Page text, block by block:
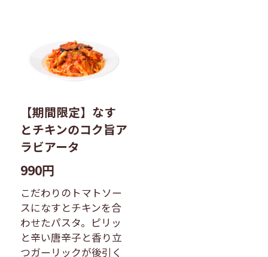
【期間限定】なす
とチキンのコク旨ア
ラビアータ
990円
こだわりのトマトソー
スになすとチキンを合
わせたパスタ。ピリッ
と辛い唐辛子と香り立
つガーリックが後引く